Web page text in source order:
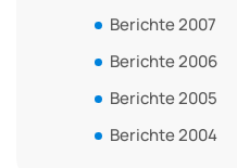
Berichte 2007
Berichte 2006
Berichte 2005
Berichte 2004